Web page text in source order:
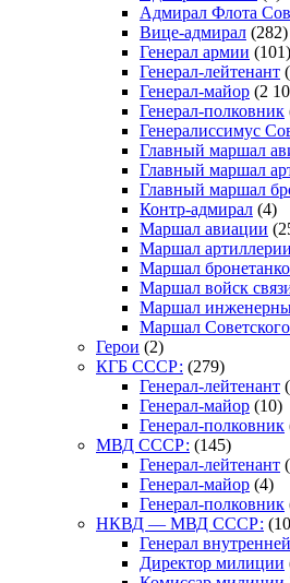
Адмирал Флота
Вице-адмирал (282)
Генерал армии (101)
Генерал-лейтенант
Генерал-майор (2
Генерал-полковник
Генералиссимус
Главный маршал
Главный маршал
Главный маршал
Контр-адмирал (4)
Маршал авиации
Маршал артиллерии
Маршал
Маршал войск
Маршал
Маршал
Герои (2)
КГБ СССР: (279)
Генерал-лейтенант
Генерал-майор (10)
Генерал-полковник
МВД СССР: (145)
Генерал-лейтенант
Генерал-майор (4)
Генерал-полковник
НКВД — МВД СССР:
Генерал
Директор милиции